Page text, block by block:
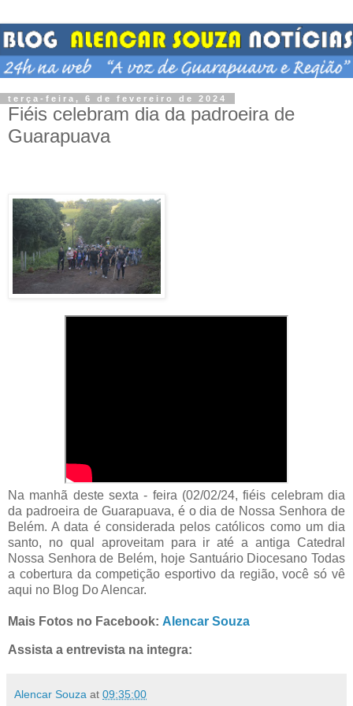
terça-feira, 6 de fevereiro de 2024
Fiéis celebram dia da padroeira de
Guarapuava
Na manhã deste sexta - feira (02/02/24, fiéis celebram dia
da padroeira de Guarapuava, é o dia de Nossa Senhora de
Belém. A data é considerada pelos católicos como um dia
santo, no qual aproveitam para ir até a antiga Catedral
Nossa Senhora de Belém, hoje Santuário Diocesano Todas
a cobertura da competição esportivo da região, você só vê
aqui no Blog Do Alencar.
Mais Fotos no Facebook: Alencar Souza
Assista a entrevista na integra:
Alencar Souza at 09:35:00